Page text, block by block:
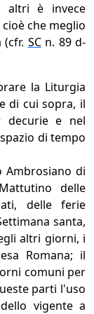
altri è invece
che meglio
SCn. 89 d-
la Liturgia
di cui sopra, il
decurie e nel
di tempo
Ambrosiano di
delle
delle ferie
santa,
altri giorni, i
Romana; il
comuni per
parti l'uso
vigente a